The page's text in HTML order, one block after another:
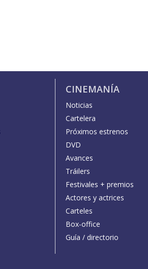
CINEMANÍA
Noticias
Cartelera
Próximos estrenos
DVD
Avances
Tráilers
Festivales + premios
Actores y actrices
Carteles
Box-office
Guía / directorio